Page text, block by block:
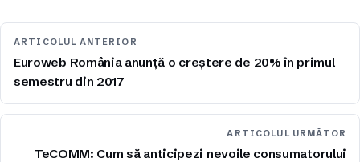
ARTICOLUL ANTERIOR
Euroweb România anunță o creștere de 20% în primul
semestru din 2017
ARTICOLUL URMĂTOR
TeCOMM: Cum să anticipezi nevoile consumatorului